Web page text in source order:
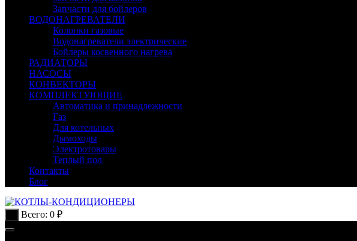
Запчасти для бойлеров
ВОДОНАГРЕВАТЕЛИ
Колонки газовые
Водонагреватели электрические
Бойлеры косвенного нагрева
РАДИАТОРЫ
НАСОСЫ
КОНВЕКТОРЫ
КОМПЛЕКТУЮЩИЕ
Автоматика и принадлежности
Газ
Для котельных
Дымоходы
Электротовары
Теплый пол
Контакты
Блог
Всего: 0 ₽